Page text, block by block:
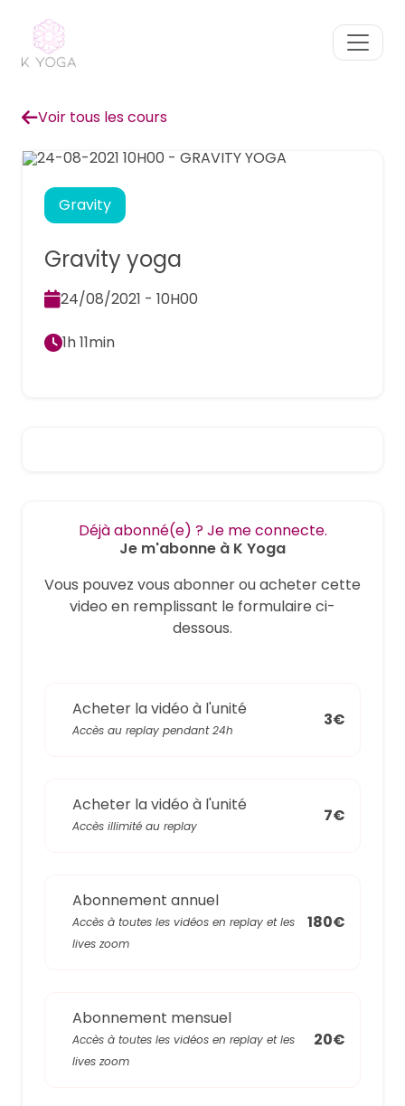
Voir tous les cours
Gravity
Gravity yoga
24/08/2021 - 10H00
1h 11min
Déjà abonné(e) ? Je me connecte.
Je m'abonne à K Yoga
Vous pouvez vous abonner ou acheter cette
video en remplissant le formulaire ci-
dessous.
Acheter la vidéo à l'unité
Accès au replay pendant 24h
3€
Acheter la vidéo à l'unité
Accès illimité au replay
7€
Abonnement annuel
Accès à toutes les vidéos en replay et les
lives zoom
180€
Abonnement mensuel
Accès à toutes les vidéos en replay et les
lives zoom
20€